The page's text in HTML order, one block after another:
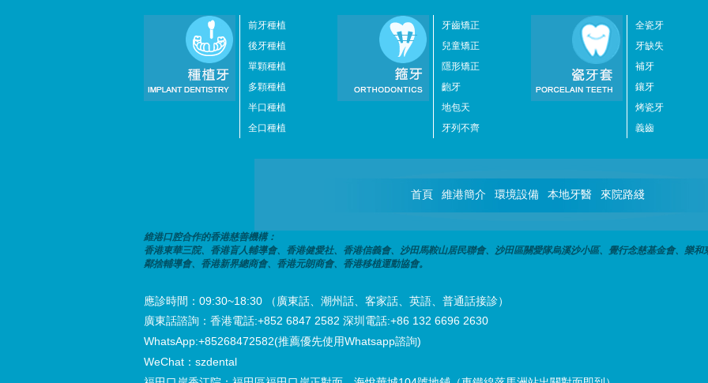
前牙種植
後牙種植
單顆種植
多顆種植
半口種植
全口種植
牙齒矯正
兒童矯正
隱形矯正
齙牙
地包天
牙列不齊
全瓷牙
牙缺失
補牙
鑲牙
烤瓷牙
義齒
首頁 維港簡介 環境設備 本地牙醫 來院路綫
維港口腔合作的香港慈善機構：
香港東華三院、香港盲人輔導會、香港健愛社、香港信義會、沙田馬鞍山居民聯會、沙田區關愛隊烏溪沙小區、覺行念慈基金會、樂
鄰捨輔導會、香港新界總商會、香港元朗商會、香港移植運動協會。
應診時間：09:30~18:30 （廣東話、潮州話、客家話、英語、普通話接診）
廣東話諮詢：香港電話:+852 6847 2582 深圳電話:+86 132 6696 2630
WhatsApp:+85268472582(推薦優先使用Whatsapp諮詢)
WeChat：szdental